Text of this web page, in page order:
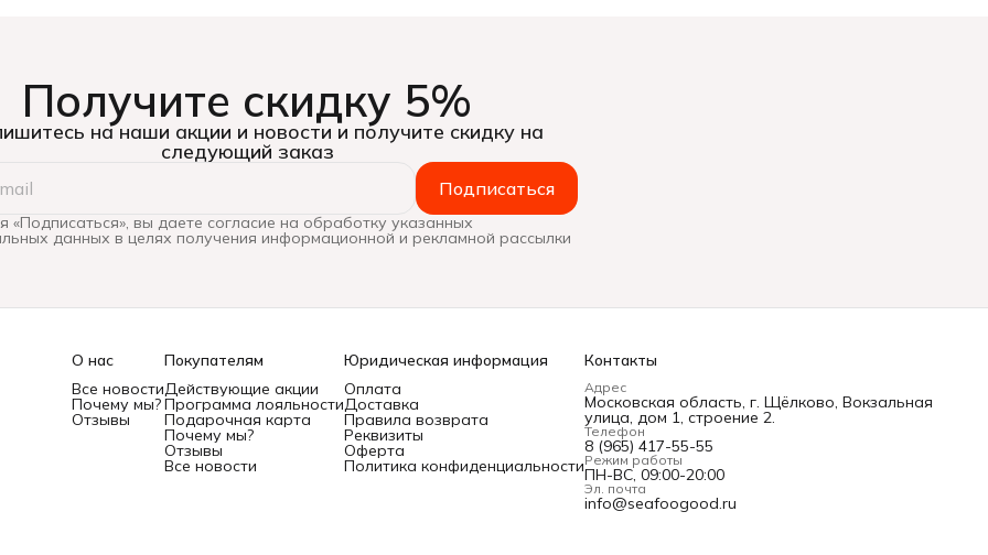
Получите скидку 5%
на наши акции и новости и получите скидку на
следующий заказ
Подписаться
«Подписаться», вы даете согласие на обработку указанных
данных в целях получения информационной и рекламной рассылки
О нас
Все новости
Почему мы?
Отзывы
Покупателям
Действующие акции
Программа лояльности
Подарочная карта
Почему мы?
Отзывы
Все новости
Юридическая информация
Оплата
Доставка
Правила возврата
Реквизиты
Оферта
Политика конфиденциальности
Контакты
Адрес
Московская область, г. Щёлково, Вокзальная
улица, дом 1, строение 2.
Телефон
8 (965) 417-55-55
Режим работы
ПН-ВС, 09:00-20:00
Эл. почта
info@seafoogood.ru